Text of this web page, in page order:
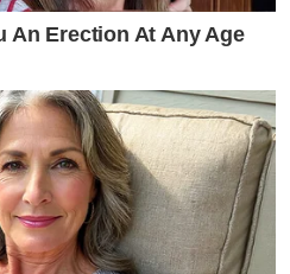
An Erection At Any Age